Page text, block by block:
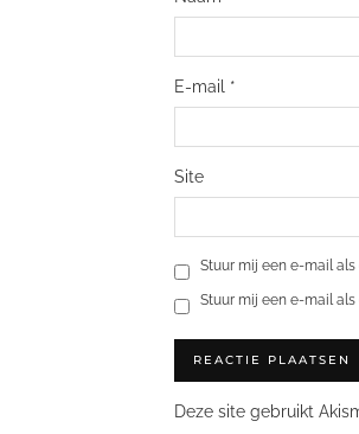
E-mail *
Site
Stuur mij een e-mail als
Stuur mij een e-mail
Deze site gebruikt